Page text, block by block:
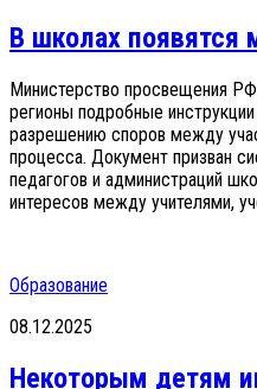
В школах появятся
Министерство просвещения
регионы подробные
разрешению споров между
процесса. Документ призван
педагогов и администраций
интересов между учителями,
Образование
08.12.2025
Некоторым детям